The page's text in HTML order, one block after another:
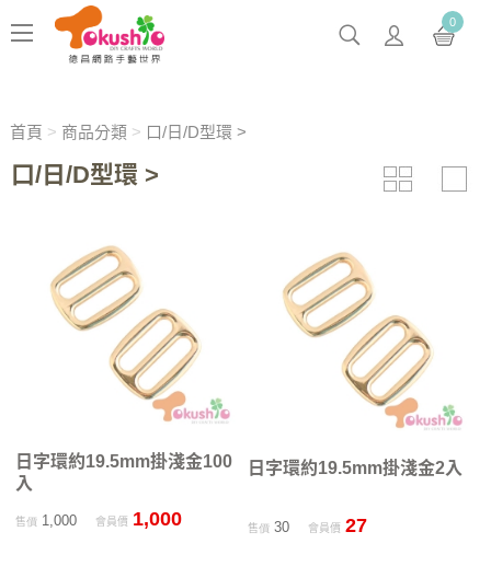
0
首頁 > 商品分類> 口/日/D型環 >
口/日/D型環 >
日字環約19.5mm掛淺金100
入
售價1,000 會員價 1,000
日字環約19.5mm掛淺金2入
售價 30 會員價 27